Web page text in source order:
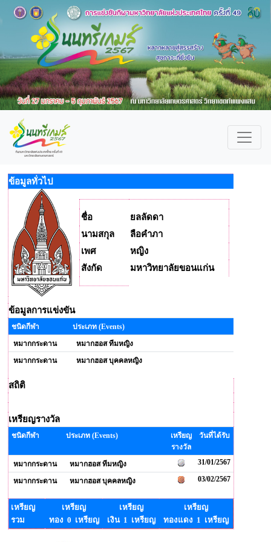
ข้อมูลทั่วไป
ชื่อ
ยลลัดดา
นามสกุล
ลือคำภา
เพศ
หญิง
สังกัด
มหาวิทยาลัยขอนแก่น
ข้อมูลการแข่งขัน
ชนิดกีฬา
ประเภท (Events)
หมากกระดาน
หมากฮอส ทีมหญิง
หมากกระดาน
หมากฮอส บุคคลหญิง
สถิติ
เหรียญรางวัล
ชนิดกีฬา ประเภท (Events)
เหรียญ
รางวัล
วันที่ได้รับ
หมากกระดาน หมากฮอส ทีมหญิง 31/01/2567
หมากกระดาน หมากฮอส บุคคลหญิง 03/02/2567
เหรียญ
รวม
เหรียญ
ทอง 0 เหรียญ
เหรียญ
เงิน 1 เหรียญ
เหรียญ
ทองแดง 1 เหรียญ